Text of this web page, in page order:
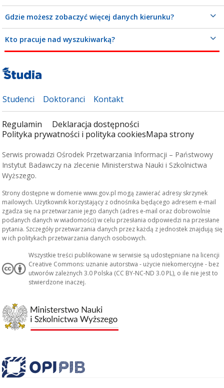
Gdzie możesz zobaczyć więcej danych kierunku?
Kto pracuje nad wyszukiwarką?
Studenci Doktoranci Kontakt
Regulamin
Deklaracja dostępności
Polityka prywatności i polityka cookiesMapa strony
Serwis prowadzi Ośrodek Przetwarzania Informacji – Państwowy
Instytut Badawczy na zlecenie Ministerstwa Nauki i Szkolnictwa
Wyższego.
Strony dostępne w domenie www.gov.pl mogą zawierać adresy skrzynek
mailowych. Użytkownik korzystający z odnośnika będącego adresem e-mail
zgadza się na przetwarzanie jego danych (adres e-mail oraz dobrowolnie
podanych danych w wiadomości) w celu przesłania odpowiedzi na przesłane
pytania. Szczegóły przetwarzania danych przez każdą z jednostek znajdują się
w ich politykach przetwarzania danych osobowych.
Wszystkie treści publikowane w serwisie są udostępniane na licencji
Creative Commons: uznanie autorstwa - użycie niekomercyjne - bez
utworów zależnych 3.0 Polska (CC BY-NC-ND 3.0 PL), o ile nie jest to
stwierdzone inaczej.